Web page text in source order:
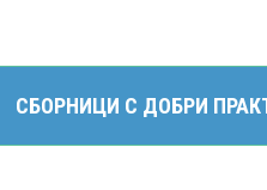
СБОРНИЦИ С ДОБРИ